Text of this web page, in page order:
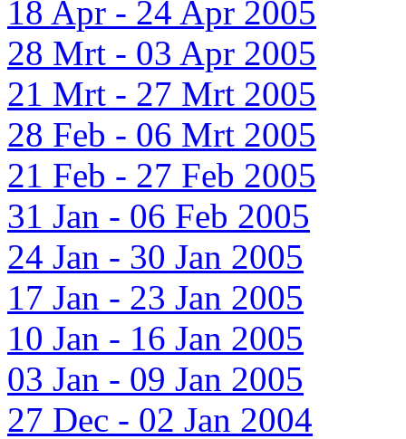
18 Apr - 24 Apr 2005
28 Mrt - 03 Apr 2005
21 Mrt - 27 Mrt 2005
28 Feb - 06 Mrt 2005
21 Feb - 27 Feb 2005
31 Jan - 06 Feb 2005
24 Jan - 30 Jan 2005
17 Jan - 23 Jan 2005
10 Jan - 16 Jan 2005
03 Jan - 09 Jan 2005
27 Dec - 02 Jan 2004